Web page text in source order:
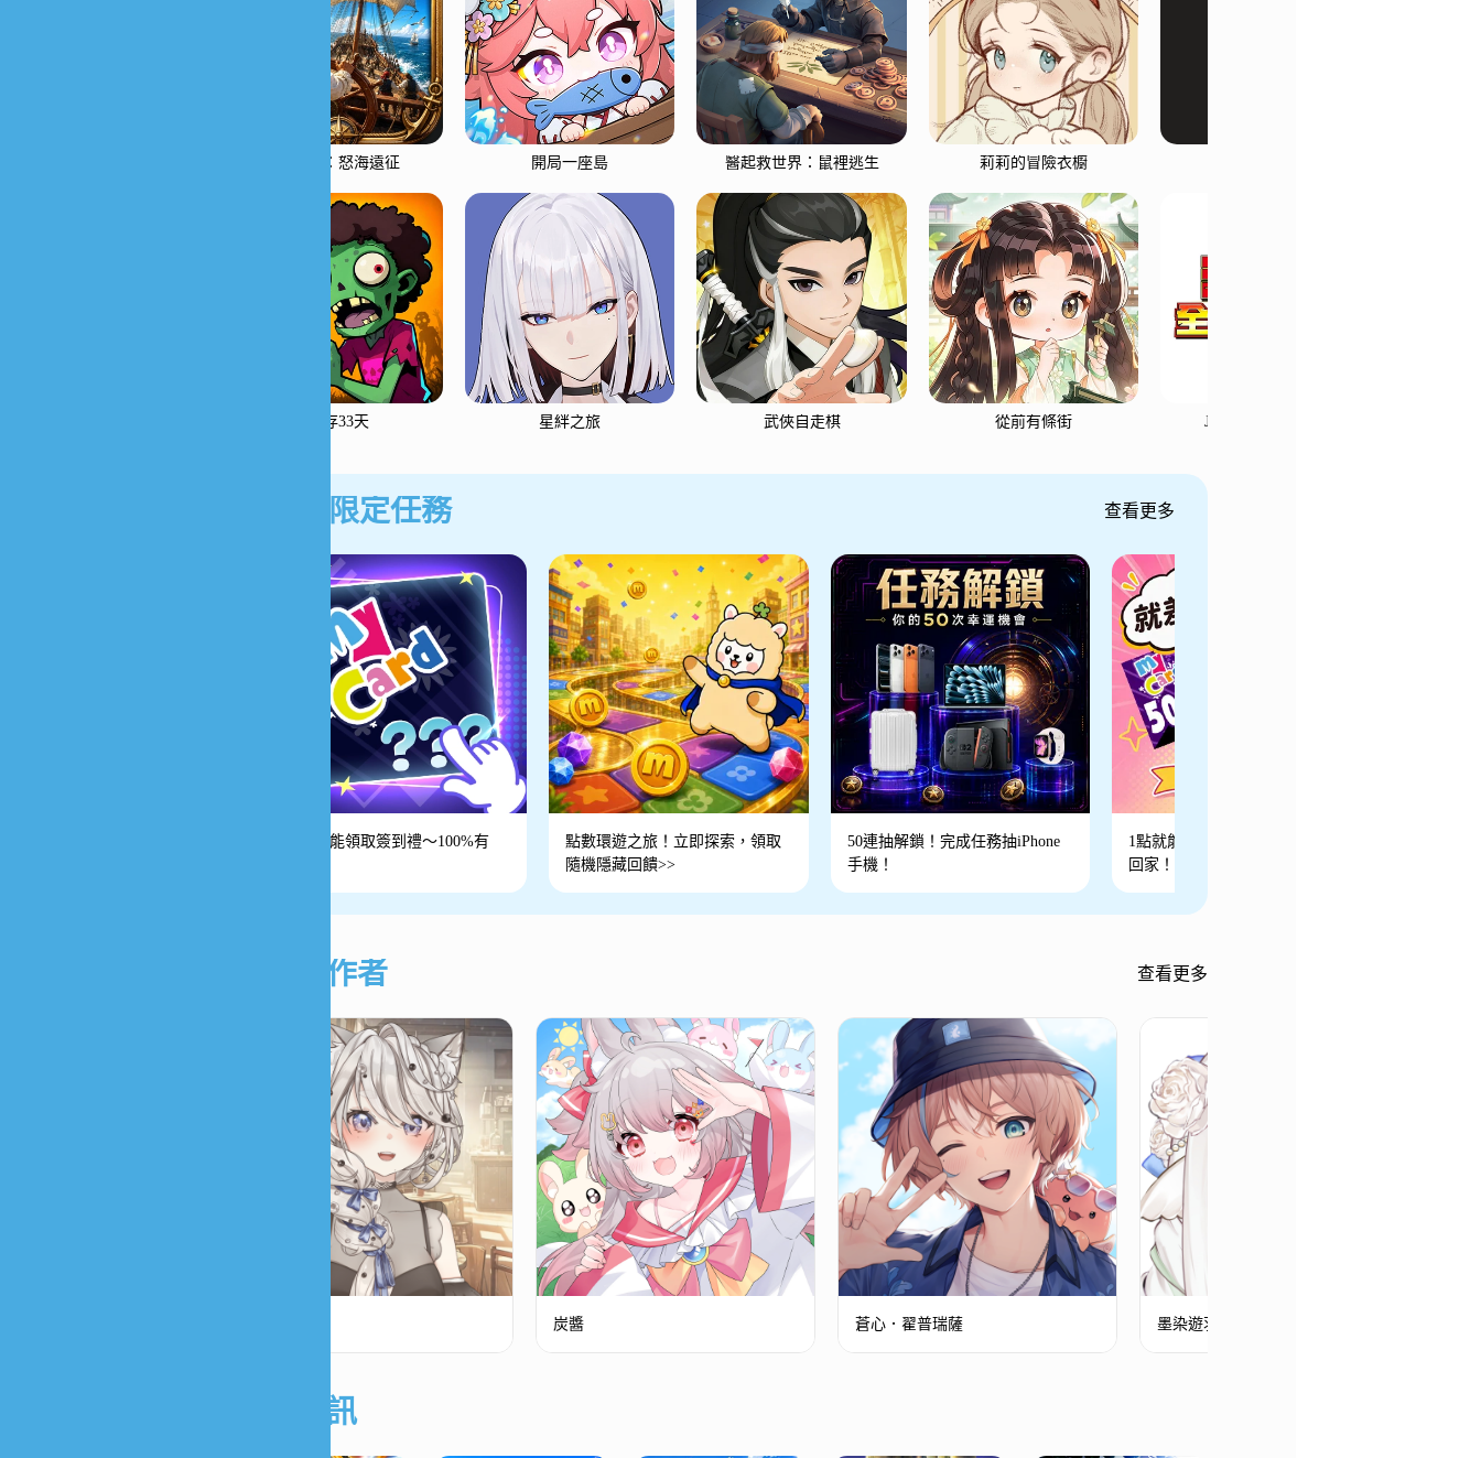
大航海：怒海遠征 開局一座島 醫起救世界：鼠裡逃生 莉莉的冒險衣櫥
生存33天 星絆之旅 武俠自走棋 從前有條街 JUMP 全明星亂鬥
會員限定任務 查看更多
天天都能領取簽到禮～100%有
點數環遊之旅！立即探索，領取
隨機隱藏回饋>>
50連抽解鎖！完成任務抽iPhone
手機！
1點就能抽～最高50000點等你帶
回家！
駐站創作者 查看更多
炭醬 蒼心．翟普瑞薩 墨染遊羽
遊戲資訊